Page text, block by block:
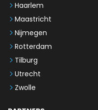
Haarlem
Maastricht
Nijmegen
Rotterdam
Tilburg
Utrecht
Zwolle